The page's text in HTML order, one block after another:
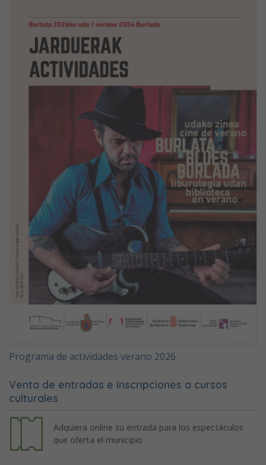
Programa de actividades verano 2026
Venta de entradas e inscripciones a cursos
culturales
Adquiera online su entrada para los espectáculos
que oferta el municipio